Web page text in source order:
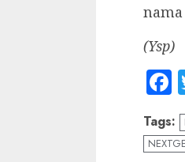
(Ysp)
Tags: